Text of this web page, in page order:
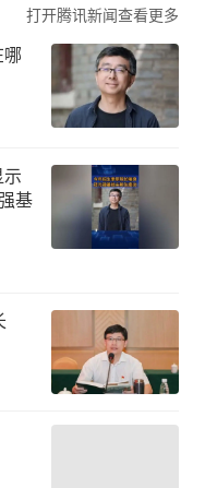
打开腾讯新闻查看更多
哪
示
基